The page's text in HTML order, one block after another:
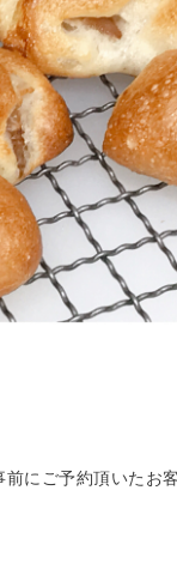
にご予約頂いたお